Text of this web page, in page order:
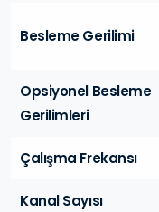
Besleme Gerilimi
Opsiyonel Besleme
Gerilimleri
Çalışma Frekansı
Kanal Sayısı